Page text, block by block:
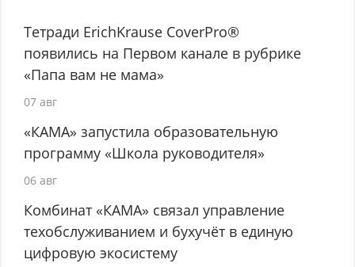
Тетради ErichKrause CoverPro®
появились на Первом канале в рубрике
«Папа вам не мама»
07 авг
«КАМА» запустила образовательную
программу «Школа руководителя»
06 авг
Комбинат «КАМА» связал управление
техобслуживанием и бухучёт в единую
цифровую экосистему